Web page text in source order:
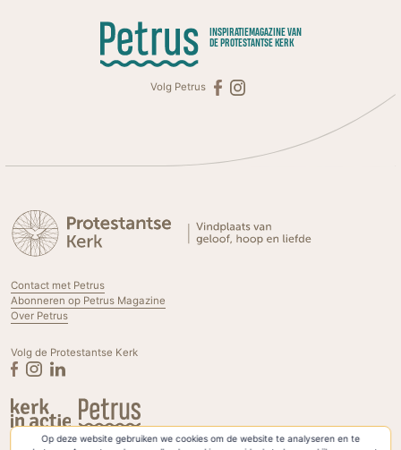
Op deze website gebruiken we cookies om de website te analyseren en te
INSPIRATIEMAGAZINE VAN
DE PROTESTANTSE KERK
Volg Petrus
Contact met Petrus
Abonneren op Petrus Magazine
Over Petrus
Volg de Protestantse Kerk
Privacyverklaring & Cookies